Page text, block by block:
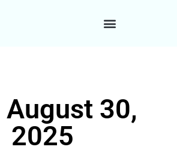
August 30,
2025